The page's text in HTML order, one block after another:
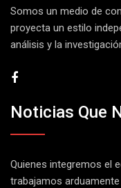
Somos un medio de
proyecta un estilo
análisis y la
Noticias Que
Quienes integremos el
trabajamos